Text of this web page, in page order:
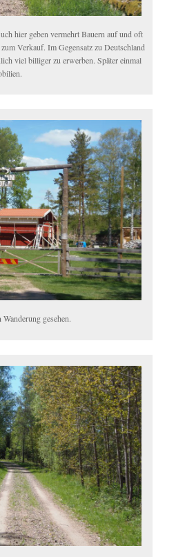
hier geben vermehrt Bauern auf und oft
Verkauf. Im Gegensatz zu Deutschland
viel billiger zu erwerben. Später einmal
gesehen.